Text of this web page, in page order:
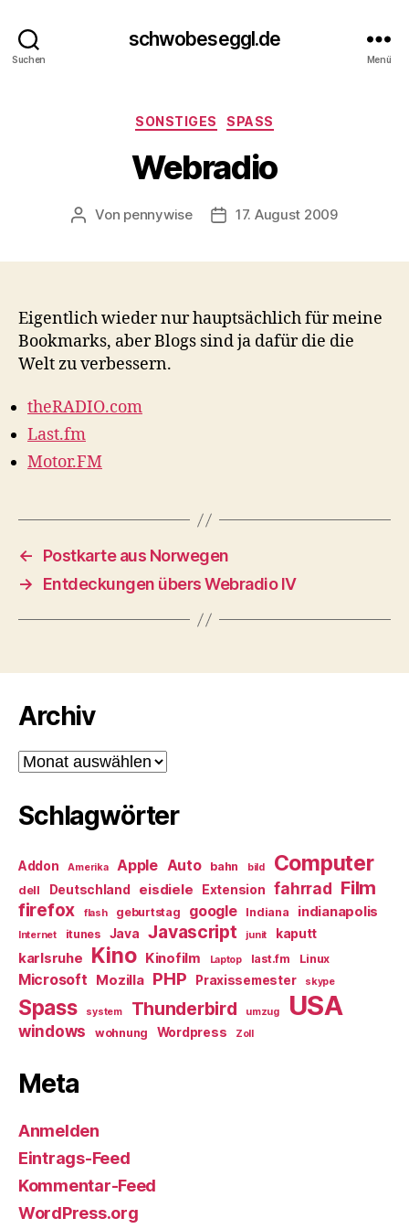
Suchen
schwobeseggl.de
Menü
Kategorien
SONSTIGES SPASS
Webradio
Beitragsautor
Von pennywise Veröffentlichungsdatum
17. August 2009
Eigentlich wieder nur hauptsächlich für meine
Bookmarks, aber Blogs sind ja dafür die die
Welt zu verbessern.
theRADIO.com
Last.fm
Motor.FM
←
Postkarte aus Norwegen
→
Entdeckungen übers Webradio IV
Archiv
Archiv
Schlagwörter
Addon Amerika Apple Auto bahn bild Computer
dell Deutschland eisdiele Extension fahrrad Film
firefox flash geburtstag google Indiana indianapolis
Internet itunes Java Javascript junit kaputt
karlsruhe Kino Kinofilm Laptop last.fm Linux
Microsoft Mozilla PHP Praxissemester skype
Spass system Thunderbird umzug USA
windows wohnung Wordpress Zoll
Meta
Anmelden
Eintrags-Feed
Kommentar-Feed
WordPress.org